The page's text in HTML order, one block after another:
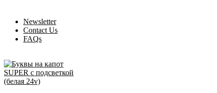
Newsletter
Contact Us
FAQs